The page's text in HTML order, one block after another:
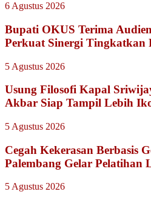
6 Agustus 2026
Bupati OKUS Terima
Perkuat Sinergi Tingkatkan
5 Agustus 2026
Usung Filosofi Kapal
Akbar Siap Tampil Lebih
5 Agustus 2026
Cegah Kekerasan Berbasis
Palembang Gelar Pelatihan
5 Agustus 2026